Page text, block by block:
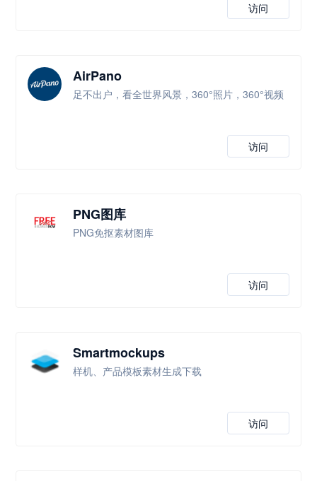
访问
AirPano
足不出户，看全世界风景，360°照片，360°视频
访问
PNG图库
PNG免抠素材图库
访问
Smartmockups
样机、产品模板素材生成下载
访问